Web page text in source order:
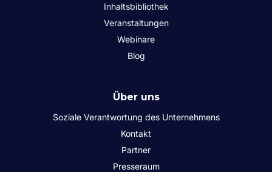
Inhaltsbibliothek
Veranstaltungen
Webinare
Blog
Über uns
Soziale Verantwortung des Unternehmens
Kontakt
Partner
Presseraum